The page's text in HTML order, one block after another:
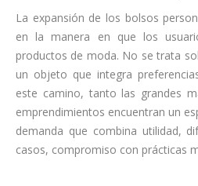
La expansión de los bolsos
en la manera en que los
productos de moda. No se trata
un objeto que integra
este camino, tanto las grandes
emprendimientos encuentran un
demanda que combina utilidad,
casos, compromiso con prácticas